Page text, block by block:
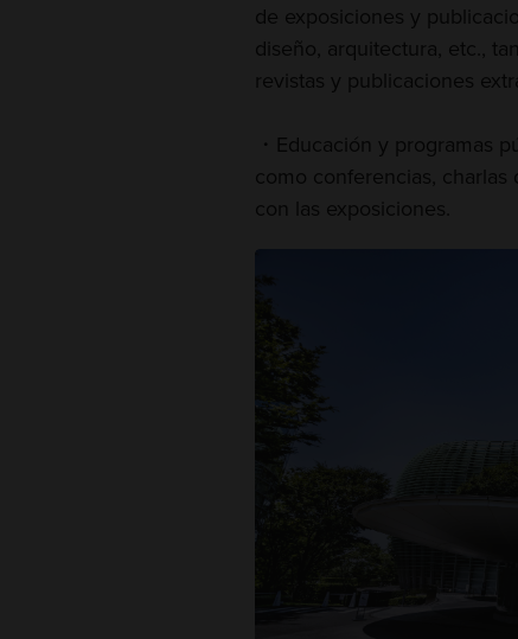
de exposiciones y
diseño, arquitectura, etc.,
revistas y publicaciones
・Educación y programas
como conferencias, charlas
con las exposiciones.